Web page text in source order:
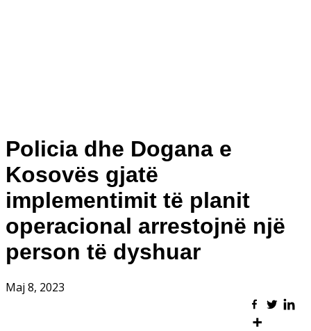
Policia dhe Dogana e
Kosovës gjatë
implementimit të planit
operacional arrestojnë një
person të dyshuar
Maj 8, 2023